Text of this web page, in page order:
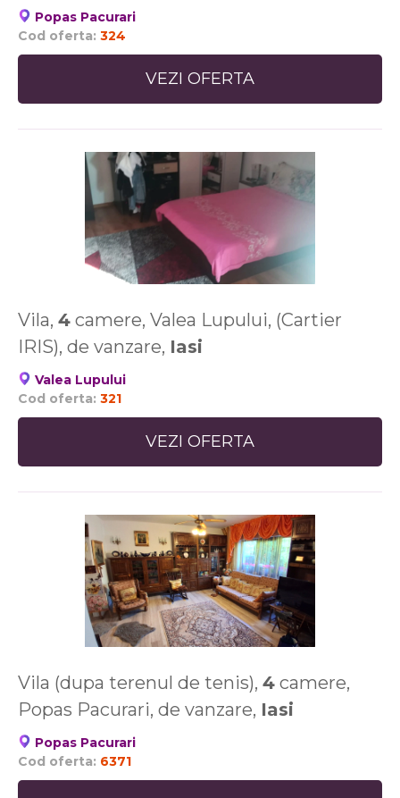
Popas Pacurari
Cod oferta: 324
VEZI OFERTA
Vila, 4 camere, Valea Lupului, (Cartier
IRIS), de vanzare, Iasi
Valea Lupului
Cod oferta: 321
VEZI OFERTA
Vila (dupa terenul de tenis), 4 camere,
Popas Pacurari, de vanzare, Iasi
Popas Pacurari
Cod oferta: 6371